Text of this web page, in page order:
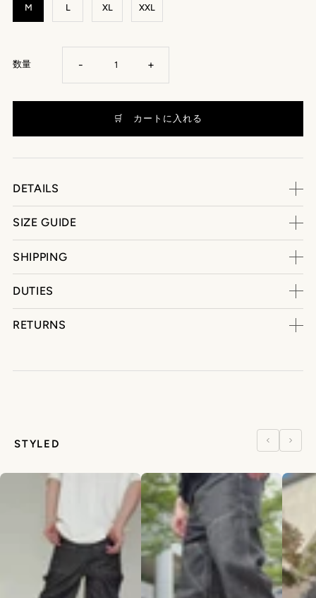
M L XL XXL
数量 - +
DETAILS
SIZE GUIDE
SHIPPING
DUTIES
RETURNS
STYLED